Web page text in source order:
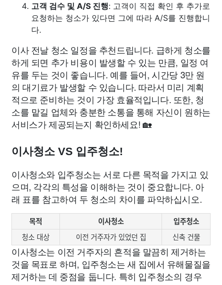
고객 검수 및 A/S 진행: 고객이 직접 확인 후 추가로
요청하는 청소가 있다면 그에 따라 A/S를 진행합니
다.
이사 전날 청소 일정을 추천드립니다. 급하게 청소를
하게 되면 추가 비용이 발생할 수 있는 만큼, 일정 여
유를 두는 것이 좋습니다. 예를 들어, 시간당 3만 원
의 대기료가 발생할 수 있습니다. 따라서 미리 계획
적으로 준비하는 것이 가장 효율적입니다. 또한, 청
소를 맡길 업체와 충분한 소통을 통해 자신이 원하는
서비스가 제공되는지 확인하세요! 🏡
이사청소 VS 입주청소!
이사청소와 입주청소는 서로 다른 목적을 가지고 있
으며, 각각의 특성을 이해하는 것이 중요합니다. 아
래 표를 참고하여 두 청소의 차이를 파악하십시오.
목적 이사청소
입주청소
청소 대상
이전 거주자가 있었던 집 신축 건물
이사청소는 이전 거주자의 흔적을 말끔히 제거하는
것을 목표로 하며, 입주청소는 새 집에서 유해물질을
제거하는 데 중점을 둡니다. 특히 입주청소의 경우